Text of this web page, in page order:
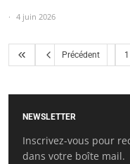
4 juin 2026
Précédent 1
NEWSLETTER
Inscrivez-vous pour
dans votre boîte mail.